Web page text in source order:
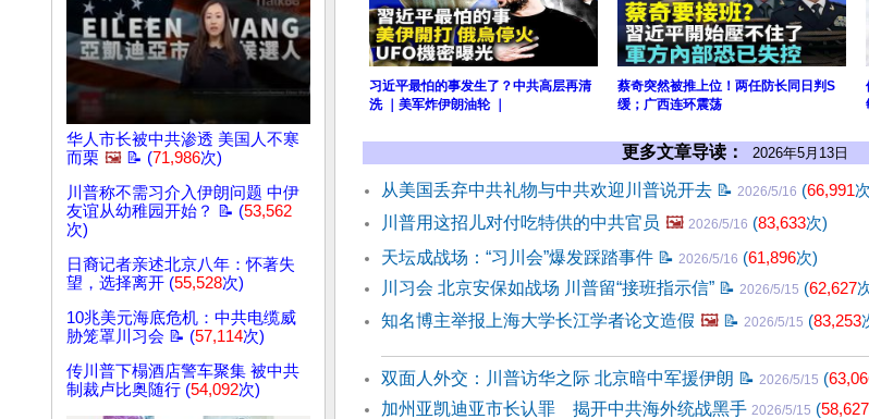
华人市长被中共渗透 美国人不寒
而栗 🖼️ 📝 (71,986次)
川普称不需习介入伊朗问题 中伊
友谊从幼稚园开始？ 📝 (53,562
次)
日裔记者亲述北京八年：怀著失
望，选择离开 (55,528次)
10兆美元海底危机：中共电缆威
胁笼罩川习会 📝 (57,114次)
传川普下榻酒店警车聚集 被中共
制裁卢比奥随行 (54,092次)
习近平最怕的事发生了？中共高层再清
洗 ｜美军炸伊朗油轮 ｜
蔡奇突然被推上位！两任防长同日判S
缓；广西连环震荡
更多文章导读： 2026年5月13日
从美国丢弃中共礼物与中共欢迎川普说开去 📝 2026/5/16 (66,991
川普用这招儿对付吃特供的中共官员 🖼️ 2026/5/16 (83,633次)
天坛成战场：“习川会”爆发踩踏事件 📝 2026/5/16 (61,896次)
川习会 北京安保如战场 川普留“接班指示信” 📝 2026/5/15 (62,627
知名博主举报上海大学长江学者论文造假 🖼️ 📝 2026/5/15 (83,253
双面人外交：川普访华之际 北京暗中军援伊朗 📝 2026/5/15 (
加州亚凯迪亚市长认罪 揭开中共海外统战黑手 2026/5/15 (58,627